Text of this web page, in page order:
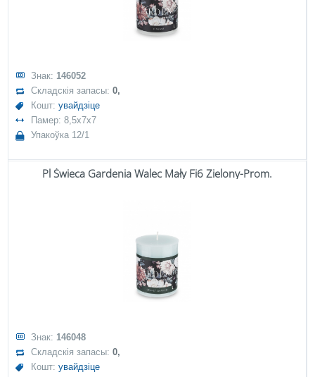
Знак: 146052
Складскія запасы:0,
Кошт:увайдзіце
Памер: 8,5x7x7
Упакоўка 12/1
Pl Świeca Gardenia Walec Mały Fi6 Zielony-Prom.
Знак: 146048
Складскія запасы:0,
Кошт:увайдзіце